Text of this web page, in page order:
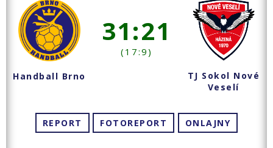
Handball Brno
31:21
(17:9)
TJ Sokol Nové
Veselí
REPORT FOTOREPORT ONLAJNY